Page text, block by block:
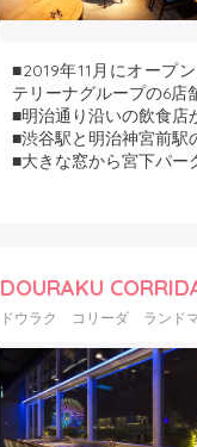
■2019年11月にオープ
テリーナグループの6店
■明治通り沿いの飲食店
■渋谷駅と明治神宮前駅
■大きな窓から宮下パー
DOURAKU
ドウラク コリーダ ランド